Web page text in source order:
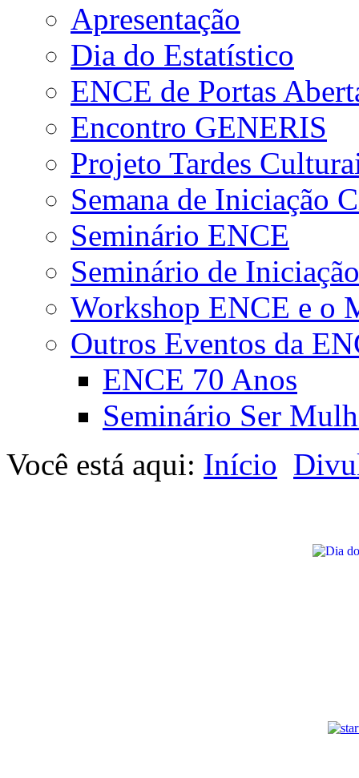
Apresentação
Dia do Estatístico
ENCE de Portas
Encontro GENERIS
Projeto Tardes
Semana de Iniciação
Seminário ENCE
Seminário de
Workshop ENCE e o
Outros Eventos da
ENCE 70 Anos
Seminário Ser
Você está aqui: Início